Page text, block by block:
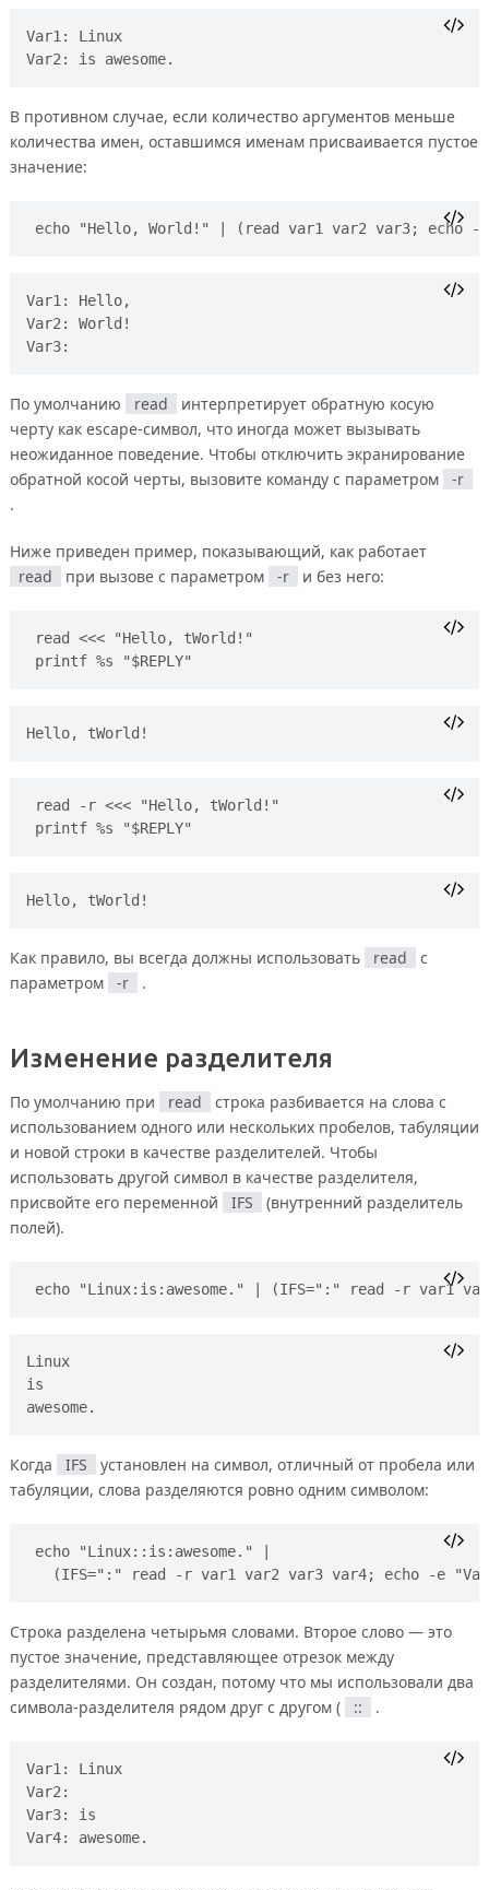
Var1: Linux
В противном случае, если количество аргументов меньше
количества имен, оставшимся именам присваивается пустое
значение:
echo "Hello, World!" | (read var1 var2 var3; echo -
Var1: Hello,
Var2: World!
По умолчанию read
интерпретирует обратную косую
черту как escape-символ, что иногда может вызывать
неожиданное поведение. Чтобы отключить экранирование
обратной косой черты, вызовите команду с параметром
-r
.
Ниже приведен пример, показывающий, как работает
read
при вызове с параметром -r и без него:
read <<< "Hello, tWorld!"
printf %s "$REPLY"
read -r <<< "Hello, tWorld!"
printf %s "$REPLY"
Как правило, вы всегда должны использовать read
с
параметром
-r .
Изменение разделителя
По умолчанию при read
строка разбивается на слова с
использованием одного или нескольких пробелов, табуляции
и новой строки в качестве разделителей. Чтобы
использовать другой символ в качестве разделителя,
присвойте его переменной
IFS
(внутренний разделитель
полей).
echo "Linux:is:awesome." | (IFS=":" read -r var1
Linux
is
Когда IFS
установлен на символ, отличный от пробела или
табуляции, слова разделяются ровно одним символом:
echo "Linux::is:awesome." |
(IFS=":" read -r var1 var2 var3 var4; echo -e
Строка разделена четырьмя словами. Второе слово — это
пустое значение, представляющее отрезок между
разделителями. Он создан, потому что мы использовали два
символа-разделителя рядом друг с другом (
:: .
Var1: Linux
Var2:
Var3: is